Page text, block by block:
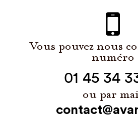
Vous pouvez nous
numéro
01 45 34
ou par